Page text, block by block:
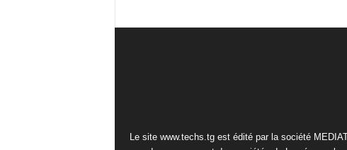
Le site www.techs.tg est édité par la société